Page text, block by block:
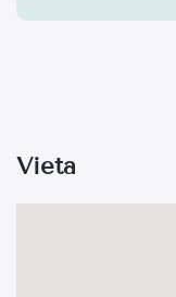
Vieta